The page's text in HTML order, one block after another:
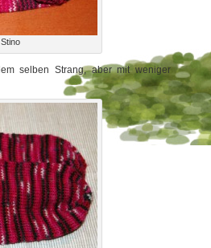
selben Strang, aber mit weniger